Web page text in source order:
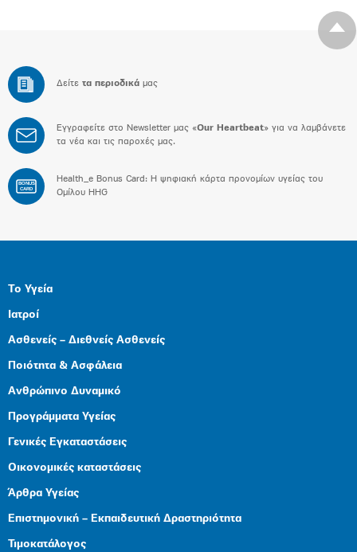
Δείτε τα περιοδικά μας
Εγγραφείτε στο Newsletter μας «Our Heartbeat» για να λαμβάνετε
τα νέα και τις παροχές μας.
BONUS
CARD
Health_e Bonus Card: H ψηφιακή κάρτα προνομίων υγείας του
Ομίλου HHG
Το Υγεία
Ιατροί
Ασθενείς – Διεθνείς Ασθενείς
Ποιότητα & Ασφάλεια
Ανθρώπινο Δυναμικό
Προγράμματα Υγείας
Γενικές Εγκαταστάσεις
Οικονομικές καταστάσεις
Άρθρα Υγείας
Επιστημονική – Εκπαιδευτική Δραστηριότητα
Τιμοκατάλογος